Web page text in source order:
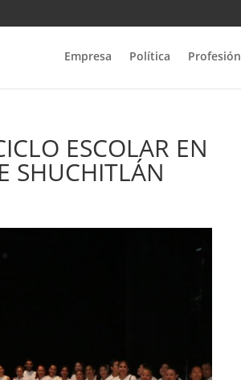
Empresa Política Profesión
ESCOLAR EN
SHUCHITLÁN